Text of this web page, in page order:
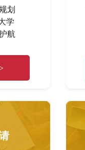
划
学
航